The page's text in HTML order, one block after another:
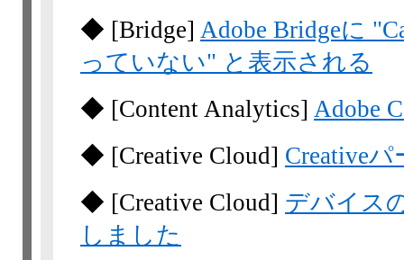
◆ [Bridge] Adobe Bridgeに
っていない" と表示される
◆ [Content Analytics] Adobe
◆ [Creative Cloud] Creative
◆ [Creative Cloud] デバイス
しました